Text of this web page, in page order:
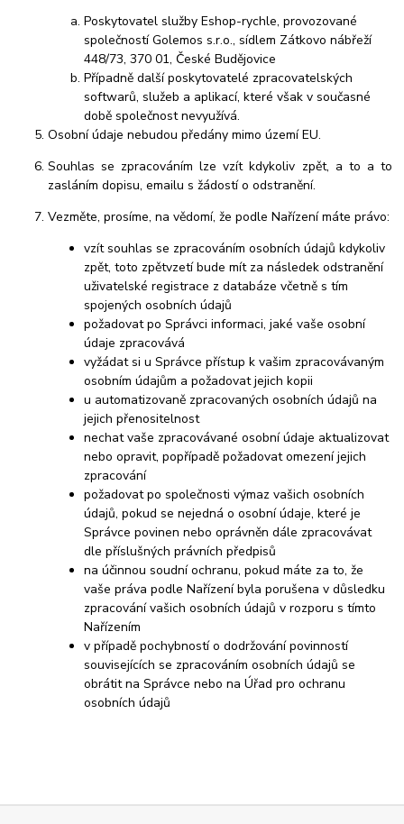
Poskytovatel služby Eshop-rychle, provozované
společností Golemos s.r.o., sídlem Zátkovo nábřeží
448/73, 370 01, České Budějovice
Případně další poskytovatelé zpracovatelských
softwarů, služeb a aplikací, které však v současné
době společnost nevyužívá.
Osobní údajenebudou předány mimo území EU.
Souhlas se zpracováním lze vzít kdykoliv zpět, a to a to
zasláním dopisu, emailu s žádostí o odstranění.
Vezměte, prosíme, na vědomí, že podle Nařízení máte právo:
vzít souhlas se zpracováním osobních údajů kdykoliv
zpět, toto zpětvzetí bude mít za následekodstranění
uživatelské registrace z databáze včetně s tím
spojených osobních údajů
požadovat po Správci informaci, jaké vaše osobní
údaje zpracovává
vyžádat si u Správce přístup k vašim zpracovávaným
osobním údajům a požadovat jejich kopii
u automatizovaně zpracovaných osobních údajů na
jejich přenositelnost
nechat vaše zpracovávané osobní údaje aktualizovat
nebo opravit, popřípadě požadovat omezení jejich
zpracování
požadovat po společnosti výmaz vašich osobních
údajů, pokud se nejedná o osobní údaje, které je
Správce povinen nebo oprávněn dále zpracovávat
dle příslušných právních předpisů
na účinnou soudní ochranu, pokud máte za to, že
vaše práva podle Nařízení byla porušena v důsledku
zpracování vašich osobních údajů v rozporu s tímto
Nařízením
v případě pochybností o dodržování povinností
souvisejících se zpracováním osobních údajů se
obrátit na Správce nebo na Úřad pro ochranu
osobních údajů